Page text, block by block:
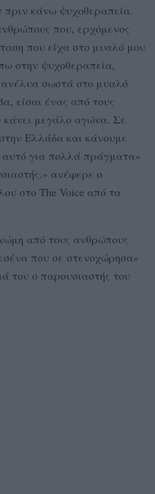
πριν κάνω ψυχοθεραπεία.
που, ερχόμενος
που είχα στο μυαλό μου
στην ψυχοθεραπεία,
σωστά στο μυαλό
είσαι ένας από τους
μεγάλο αγώνα. Σε
Ελλάδα και κάνουμε
για πολλά πράγματα»
ανέφερε ο
στο The Voice από τα
από τους ανθρώπους
που σε στενοχώρησα»
του ο παρουσιαστής του